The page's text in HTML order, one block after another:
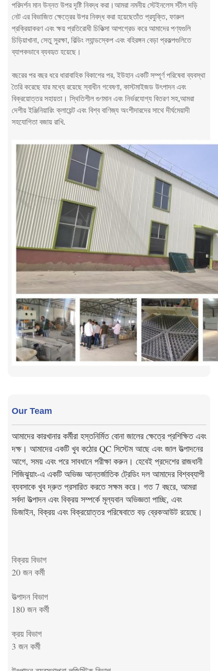
পরিদর্শন মান উন্নত উপর দৃষ্টি নিবদ্ধ করা।আমরা নমনীয় স্টেইনলেস স্টীল দড়ি
নেট এর বিভাজিত ক্ষেত্রের উপর নিবদ্ধ করা হয়েছেতাঁত প্রযুক্তি, ফারুল
প্রক্রিয়াকরণ এবং ক্ষয় প্রতিরোধী চিকিত্সা আপগ্রেড করে আমাদের পণ্যগুলি
চিড়িয়াখানা, সেতু সুরক্ষা, বিল্ডিং ল্যান্ডস্কেপ এবং বহিরঙ্গন বেড়া প্রকল্পগুলিতে
ব্যাপকভাবে ব্যবহৃত হয়েছে।
বছরের পর বছর ধরে ধারাবাহিক বিকাশের পর, ইউহান একটি সম্পূর্ণ পরিষেবা ব্যবস্থা
তৈরি করেছে যার মধ্যে রয়েছে স্বাধীন গবেষণা, কাস্টমাইজড উৎপাদন এবং
বিক্রয়োত্তর সহায়তা। স্থিতিশীল গুণমান এবং নির্ভরযোগ্য বিতরণ সহ,আমরা
দেশীয় ইঞ্জিনিয়ারিং ক্লায়েন্ট এবং বিশ্ব বাণিজ্য অংশীদারদের সাথে দীর্ঘমেয়াদী
সহযোগিতা বজায় রাখি.
Our Team
আমাদের কারখানার কর্মীরা হস্তনির্মিত বোনা জালের ক্ষেত্রে প্রশিক্ষিত এবং
দক্ষ। আমাদের একটি খুব কঠোর QC সিস্টেম আছে এবং জাল উত্পাদনের
আগে, সময় এবং পরে সাবধানে পরীক্ষা করুন। হেবেই প্রদেশের রাজধানী
শিজিঝুয়াং-এ একটি অভিজ্ঞ আন্তর্জাতিক ট্রেডিং দল আমাদের বিশ্বব্যাপী
ব্যবসাকে খুব দ্রুত প্রসারিত করতে সক্ষম করে। গত 7 বছরে, আমরা
সর্বদা উত্পাদন এবং বিক্রয় সম্পর্কে মূল্যবান অভিজ্ঞতা পাচ্ছি, এবং
ডিজাইন, বিক্রয় এবং বিক্রয়োত্তর পরিষেবাতে বড় ব্রেকআউট রয়েছে।
বিক্রয় বিভাগ
20 জন কর্মী
উত্পাদন বিভাগ
180 জন কর্মী
ক্রয় বিভাগ
3 জন কর্মী